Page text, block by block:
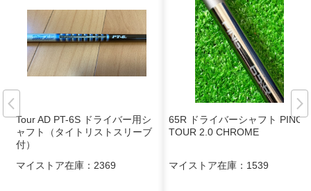
Tour AD PT-6S ドライバー用シ
ャフト（タイトリストスリーブ
付）
マイストア在庫： 2369
65R ドライバーシャフト PING
TOUR 2.0 CHROME
マイストア在庫： 1539